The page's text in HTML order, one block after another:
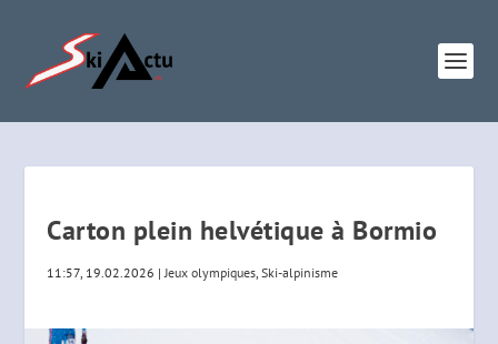
Carton plein helvétique à Bormio
11:57, 19.02.2026 |Jeux olympiques,Ski-alpinisme